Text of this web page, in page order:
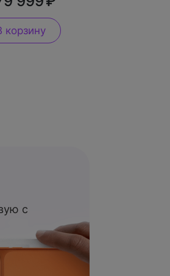
корзину
с